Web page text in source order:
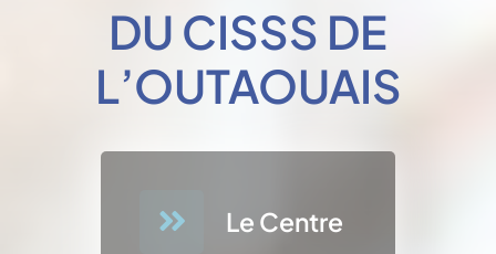
DU CISSS DE
L’OUTAOUAIS
Le Centre